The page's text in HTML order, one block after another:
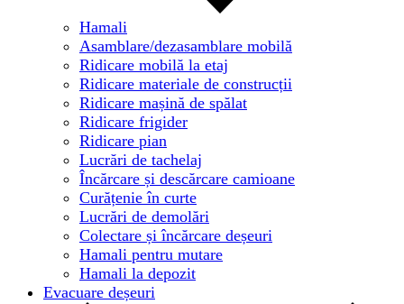
Hamali
Asamblare/dezasamblare mobilă
Ridicare mobilă la etaj
Ridicare materiale de construcții
Ridicare mașină de spălat
Ridicare frigider
Ridicare pian
Lucrări de tachelaj
Încărcare și descărcare camioane
Curățenie în curte
Lucrări de demolări
Colectare și încărcare deșeuri
Hamali pentru mutare
Hamali la depozit
Evacuare deșeuri